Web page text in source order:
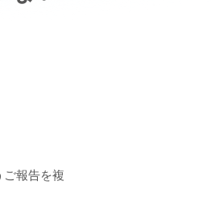
報告を複